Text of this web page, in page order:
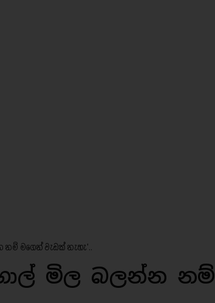
මගෙන් වැඩක් නැහැ'..
මිල බලන්න නම්